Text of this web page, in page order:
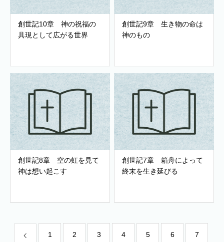
創世記10章 神の祝福の
具現として広がる世界
創世記9章 生き物の命は
神のもの
創世記8章 空の虹を見て
神は想い起こす
創世記7章 箱舟によって
終末を生き延びる
1 2 3 4 5 6 7